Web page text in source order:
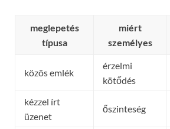
meglepetés
típusa
miért
személyes
közös emlék
érzelmi
kötődés
kézzel írt
üzenet
őszinteség